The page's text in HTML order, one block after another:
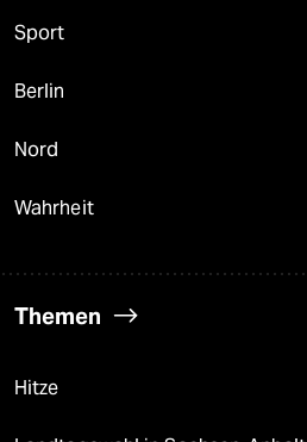
Sport
Berlin
Nord
Wahrheit
Themen
Hitze